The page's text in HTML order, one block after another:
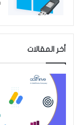
أخر المقالات